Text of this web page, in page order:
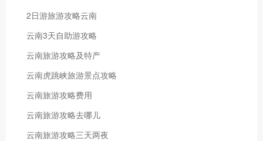
2日游旅游攻略云南
云南3天自助游攻略
云南旅游攻略及特产
云南虎跳峡旅游景点攻略
云南旅游攻略费用
云南旅游攻略去哪儿
云南旅游攻略三天两夜